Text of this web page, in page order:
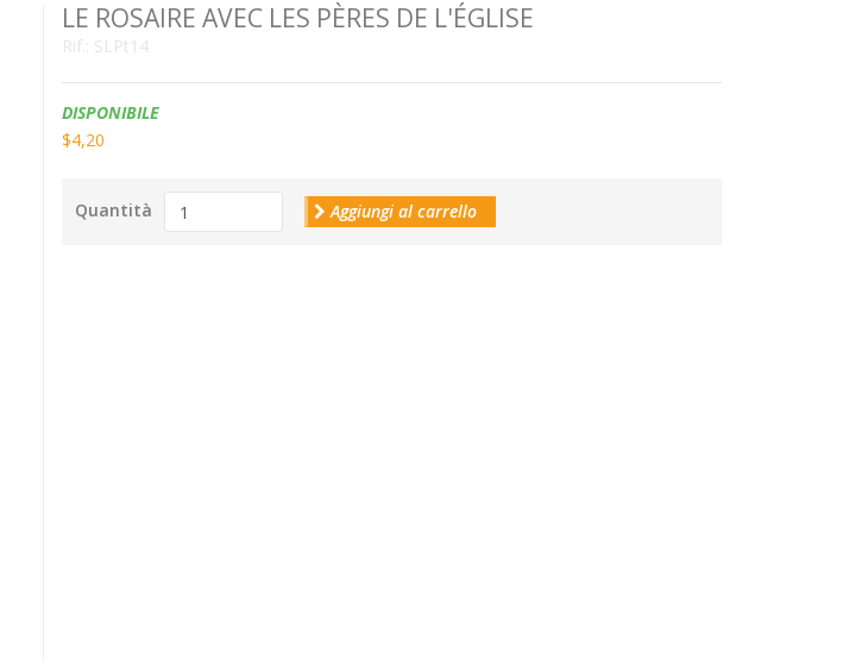
LE ROSAIRE AVEC LES PÈRES DE L'ÉGLISE
Rif.: SLPt14
Disponibilità:
DISPONIBILE
$4,20
Quantità Aggiungi al carrello